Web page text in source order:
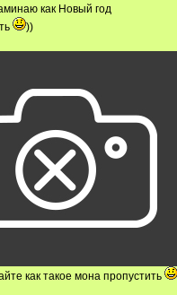
как Новый год
))
как такое мона пропустить